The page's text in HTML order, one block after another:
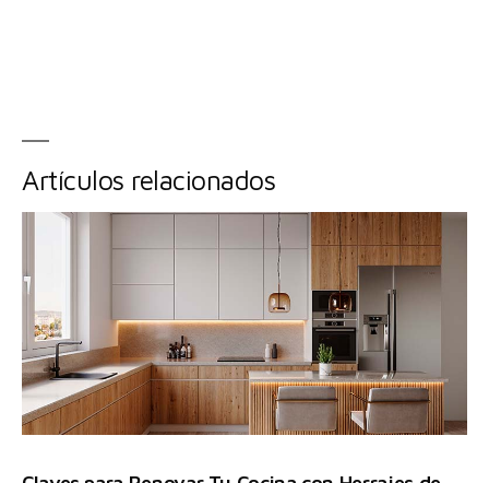
Artículos relacionados